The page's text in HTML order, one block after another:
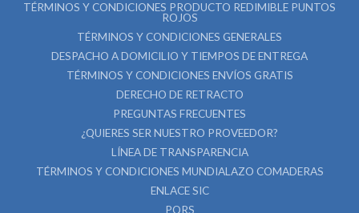
TÉRMINOS Y CONDICIONES PRODUCTO REDIMIBLE PUNTOS
ROJOS
TÉRMINOS Y CONDICIONES GENERALES
DESPACHO A DOMICILIO Y TIEMPOS DE ENTREGA
TÉRMINOS Y CONDICIONES ENVÍOS GRATIS
DERECHO DE RETRACTO
PREGUNTAS FRECUENTES
¿QUIERES SER NUESTRO PROVEEDOR?
LÍNEA DE TRANSPARENCIA
TÉRMINOS Y CONDICIONES MUNDIALAZO COMADERAS
ENLACE SIC
PQRS